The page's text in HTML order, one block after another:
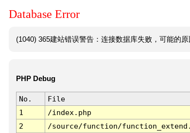
Database Error
(1040) 365建站错误警告：连接数据库失败，可能的
PHP Debug
No. File
1
/index.php
2
/source/function/